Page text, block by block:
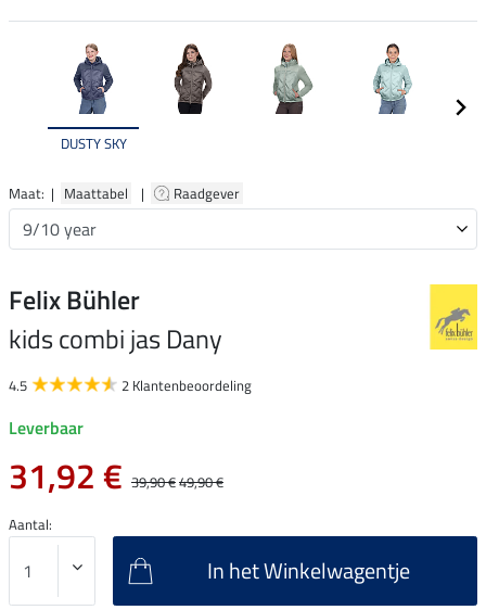
DUSTY SKY
Maat: | Maattabel | Raadgever
Felix Bühler
kids combi jas Dany
4.5 2 Klantenbeoordeling
Leverbaar
31,92 € 39,90 €49,90 €
Aantal:
In het Winkelwagentje